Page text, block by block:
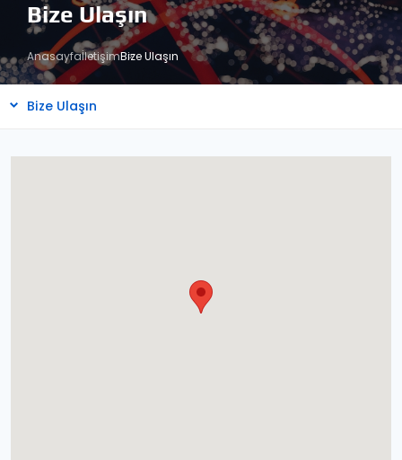
Bize Ulaşın
AnasayfaİletişimBize Ulaşın
Bize Ulaşın